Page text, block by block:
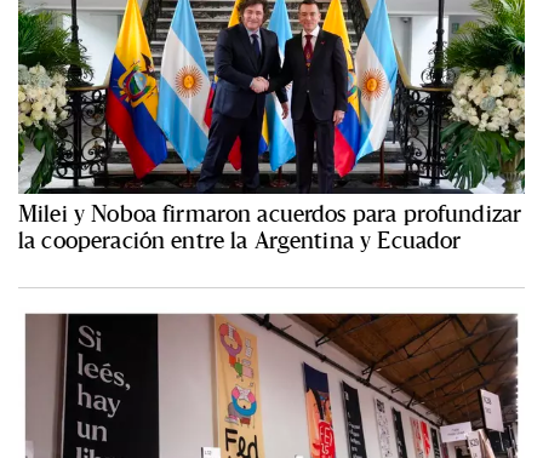
Milei y Noboa firmaron acuerdos para profundizar
la cooperación entre la Argentina y Ecuador